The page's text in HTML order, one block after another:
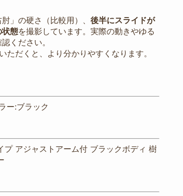
」の硬さ（比較用）、 後半にスライドが
状態を撮影しています。実際の動きやゆる
ください。
ただくと、より分かりやすくなります。
ー:ブラック
プ アジャストアーム付 ブラックボディ 樹